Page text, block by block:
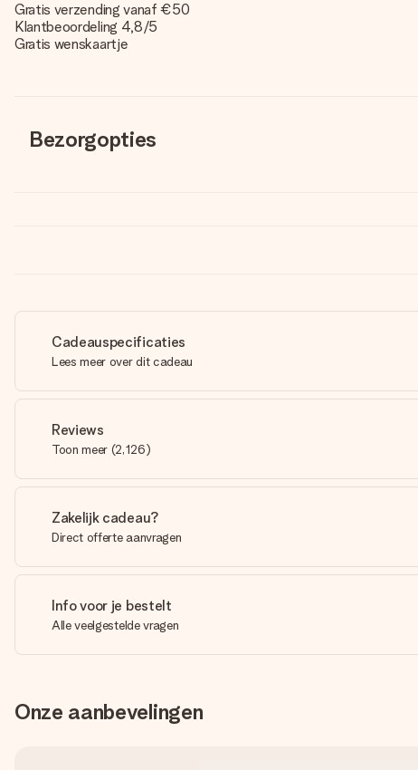
Gratis verzending vanaf €50
Klantbeoordeling 4,8/5
Gratis wenskaartje
Bezorgopties
Cadeauspecificaties
Lees meer over dit cadeau
Reviews
Toon meer (2,126)
Zakelijk cadeau?
Direct offerte aanvragen
Info voor je bestelt
Alle veelgestelde vragen
Onze aanbevelingen